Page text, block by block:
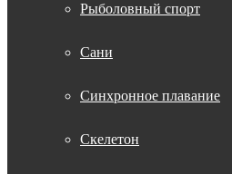
Рыболовный спорт
Сани
Синхронное плавание
Скелетон